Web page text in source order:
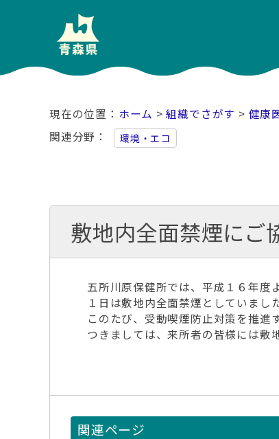
ホーム >組織でさがす > 健康
関連分野
環境・エコ
敷地内全面禁煙にご
五所川原保健所では、平成１６年度
１日は敷地内全面禁煙としていました
このたび、受動喫煙防止対策を推進
つきましては、来所者の皆様には敷
関連ページ